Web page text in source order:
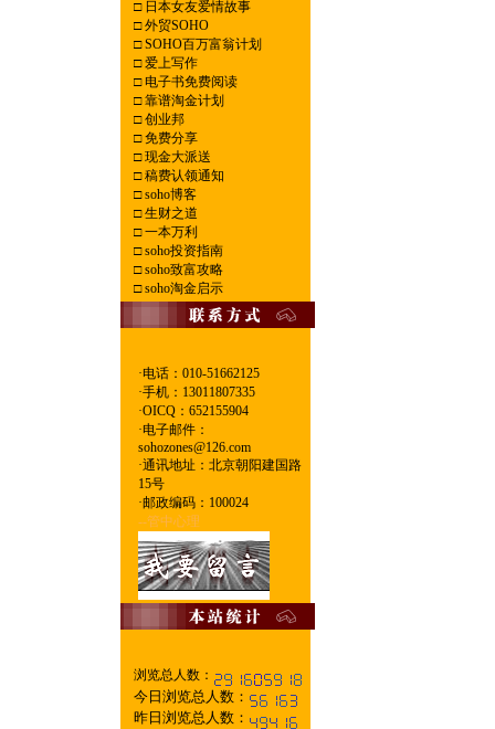
□日本女友爱情故事
□外贸SOHO
□SOHO百万富翁计划
□爱上写作
□电子书免费阅读
□靠谱淘金计划
□创业邦
□免费分享
□现金大派送
□稿费认领通知
□soho博客
□生财之道
□一本万利
□soho投资指南
□soho致富攻略
□soho淘金启示
·电话：010-51662125
·手机：13011807335
·OICQ：652155904
·电子邮件：
sohozones@126.com
·通讯地址：北京朝阳建国路
15号
·邮政编码：100024
--管中心理
浏览总人数：
今日浏览总人数：
昨日浏览总人数：